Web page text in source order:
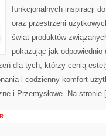
funkcjonalnych inspiracji
oraz przestrzeni
świat produktów
pokazując jak odpowiednio
dla tych, którzy cenią
i codzienny komfort
i Przemysłowe. Na